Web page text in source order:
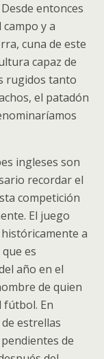
entonces
y a
cuna de este
capaz de
rugidos tanto
el patadón
ingleses son
recordar el
competición
El juego
a
es
año en el
de quien
fútbol. En
estrellas
de